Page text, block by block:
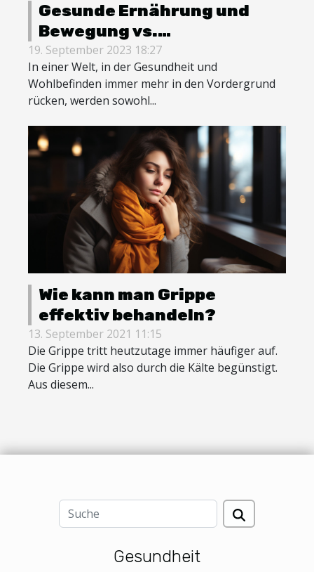
Gesunde Ernährung und
Bewegung vs.
Fettverbrenner: Eine
ausführliche Analyse
19. September 2023 18:27
In einer Welt, in der Gesundheit und
Wohlbefinden immer mehr in den Vordergrund
rücken, werden sowohl...
Wie kann man Grippe
effektiv behandeln?
13. September 2021 11:15
Die Grippe tritt heutzutage immer häufiger auf.
Die Grippe wird also durch die Kälte begünstigt.
Aus diesem...
Gesundheit